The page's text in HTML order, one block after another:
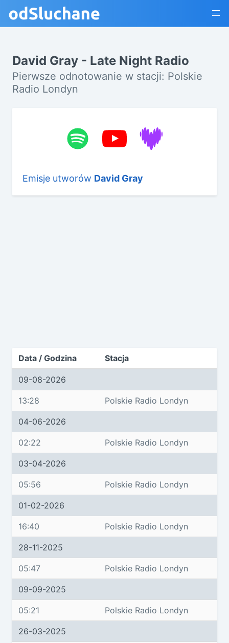
David Gray - Late Night Radio
Pierwsze odnotowanie w stacji: Polskie
Radio Londyn
Emisje utworów David Gray
Data / Godzina Stacja
09-08-2026
13:28 Polskie Radio Londyn
04-06-2026
02:22 Polskie Radio Londyn
03-04-2026
05:56 Polskie Radio Londyn
01-02-2026
16:40 Polskie Radio Londyn
28-11-2025
05:47 Polskie Radio Londyn
09-09-2025
05:21 Polskie Radio Londyn
26-03-2025